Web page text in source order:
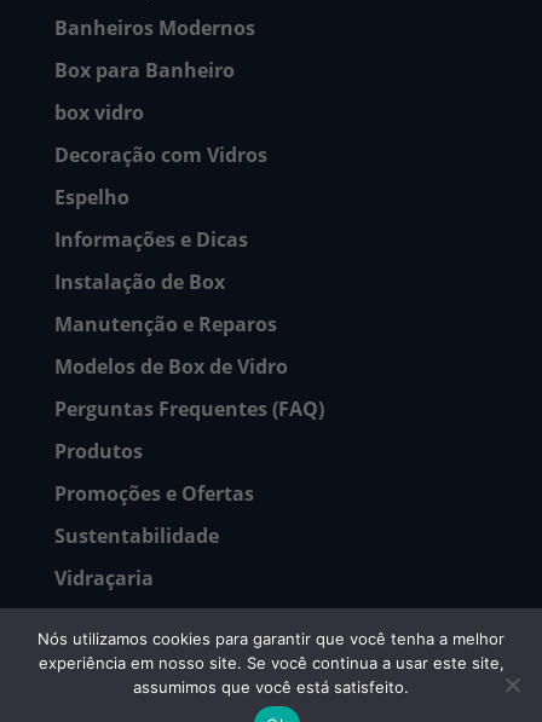
Banheiros Modernos
Box para Banheiro
box vidro
Decoração com Vidros
Espelho
Informações e Dicas
Instalação de Box
Manutenção e Reparos
Modelos de Box de Vidro
Perguntas Frequentes (FAQ)
Produtos
Promoções e Ofertas
Sustentabilidade
Vidraçaria
Vidro temperado
DUBOX SP - Excelência em Box para Banheiro |
Nós utilizamos cookies para garantir que você tenha a melhor
experiência em nosso site. Se você continua a usar este site,
assumimos que você está satisfeito.